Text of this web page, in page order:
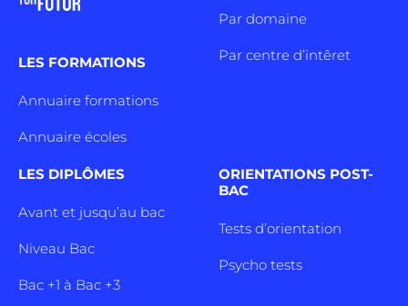
LES FORMATIONS
Annuaire formations
Annuaire écoles
Par domaine
Par centre d’intêret
LES DIPLÔMES
Avant et jusqu’au bac
Niveau Bac
Bac +1 à Bac +3
ORIENTATIONS POST-
BAC
Tests d’orientation
Psycho tests